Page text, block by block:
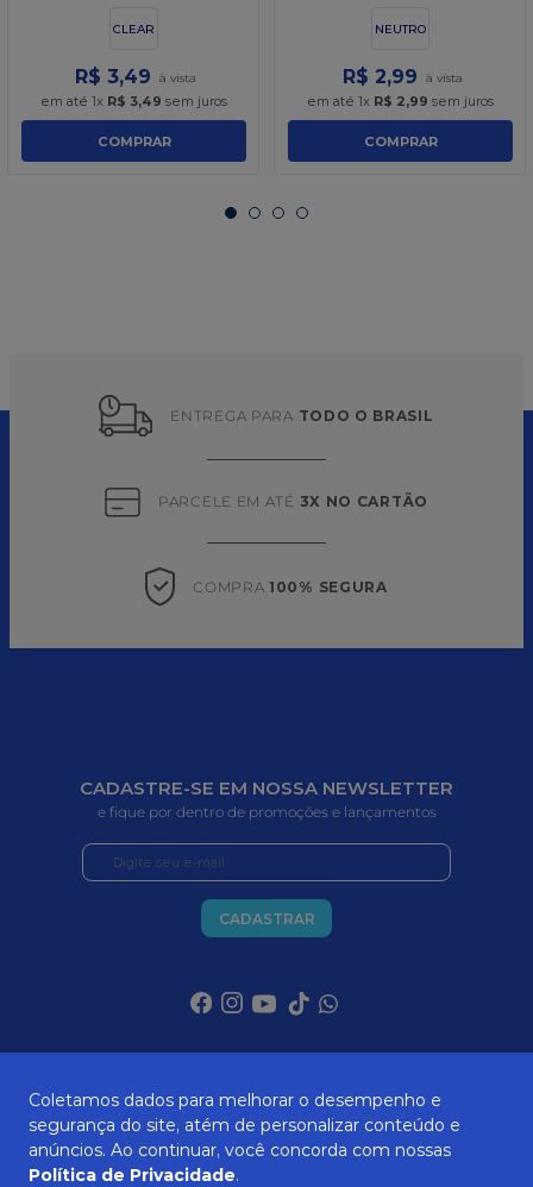
CLEAR
R$ 3,49
em até 1x R$ 3,49 sem juros
COMPRAR
NEUTRO
R$ 2,99
em até 1x R$ 2,99 sem juros
COMPRAR
ENTREGA PARA TODO O BRASIL
PARCELE EM ATÉ 3X NO CARTÃO
COMPRA 100% SEGURA
CADASTRE-SE EM NOSSA NEWSLETTER
e fique por dentro de promoções e lançamentos
CADASTRAR
ATENDIMENTO
Coletamos dados para melhorar o desempenho e
segurança do site, atém de personalizar conteúdo e
anúncios. Ao continuar, você concorda com nossas
Política de Privacidade.